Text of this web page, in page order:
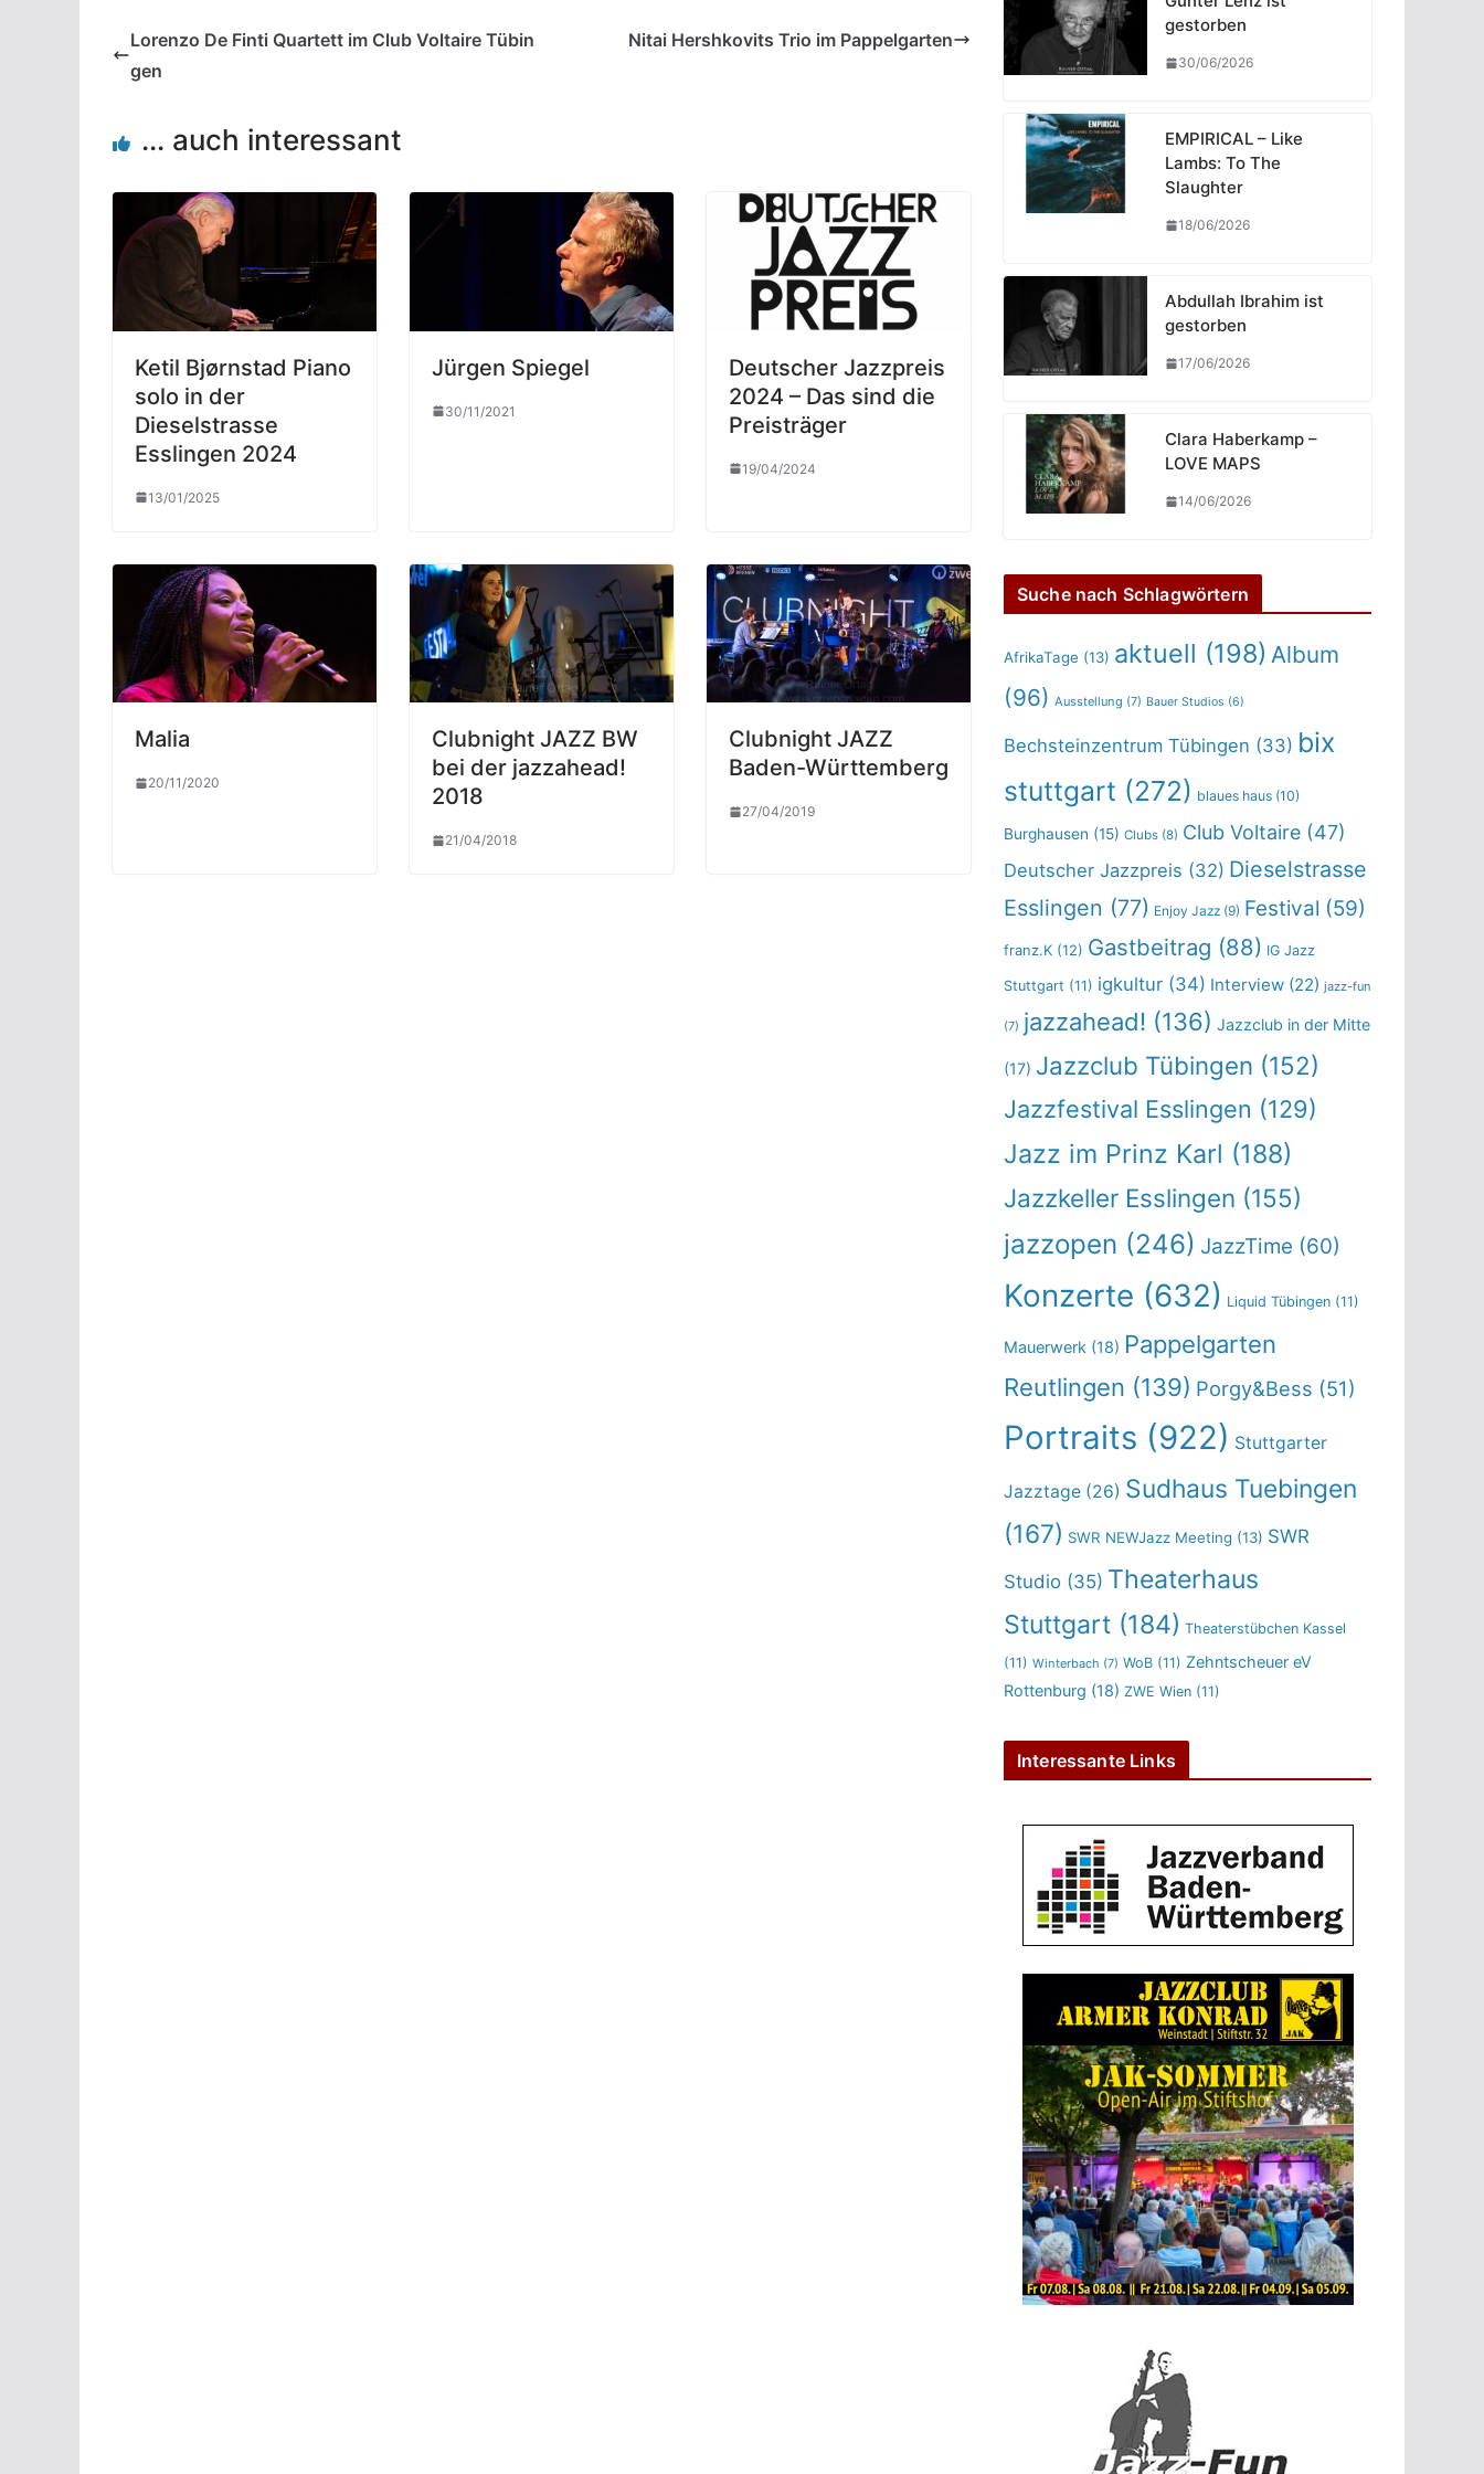
Lorenzo De Finti Quartett im Club Voltaire Tübin
gen
Nitai Hershkovits Trio im Pappelgarten
... auch interessant
Ketil Bjørnstad Piano
solo in der
Dieselstrasse
Esslingen 2024
13/01/2025
Jürgen Spiegel
30/11/2021
Deutscher Jazzpreis
2024 – Das sind die
Preisträger
19/04/2024
Malia
20/11/2020
Clubnight JAZZ BW
bei der jazzahead!
2018
21/04/2018
Clubnight JAZZ
Baden-Württemberg
27/04/2019
gestorben
30/06/2026
EMPIRICAL – Like
Lambs: To The
Slaughter
18/06/2026
Abdullah Ibrahim ist
gestorben
17/06/2026
Clara Haberkamp –
LOVE MAPS
14/06/2026
Suche nach Schlagwörtern
AfrikaTage (13) aktuell (198) Album
(96) Ausstellung (7) Bauer Studios (6)
Bechsteinzentrum Tübingen (33) bix
stuttgart (272) blaues haus (10)
Burghausen (15) Clubs (8) Club Voltaire (47)
Deutscher Jazzpreis (32) Dieselstrasse
Esslingen (77) Enjoy Jazz (9) Festival (59)
franz.K (12) Gastbeitrag (88) IG Jazz
Stuttgart (11) igkultur (34) Interview (22) jazz-fun
(7) jazzahead! (136) Jazzclub in der Mitte
(17) Jazzclub Tübingen (152)
Jazzfestival Esslingen (129)
Jazz im Prinz Karl (188)
Jazzkeller Esslingen (155)
jazzopen (246) JazzTime (60)
Konzerte (632) Liquid Tübingen (11)
Mauerwerk (18) Pappelgarten
Reutlingen (139) Porgy&Bess (51)
Portraits (922) Stuttgarter
Jazztage (26) Sudhaus Tuebingen
(167) SWR NEWJazz Meeting (13) SWR
Studio (35) Theaterhaus
Stuttgart (184) Theaterstübchen Kassel
(11) Winterbach (7) WoB (11) Zehntscheuer eV
Rottenburg (18) ZWE Wien (11)
Interessante Links